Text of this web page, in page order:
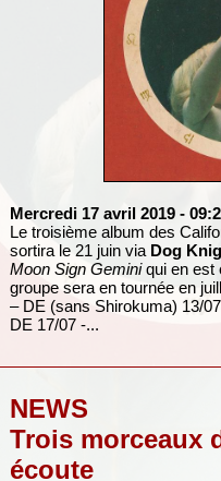
Mercredi 17 avril 2019 -
Le troisième album des
sortira le 21 juin via Dog
Moon Sign Geminiqui en est
groupe sera en tournée en
– DE (sans Shirokuma) 13/
DE 17/07 -...
NEWS
Trois morceaux
écoute